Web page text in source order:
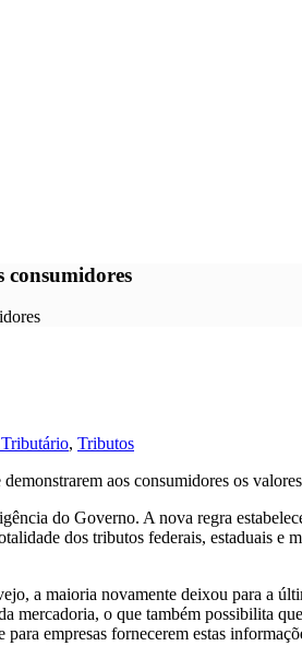
consumidores
, Tributos
aos consumidores os
do Governo. A nova regra
dos tributos federais, estaduais
a maioria novamente deixou para a
o que também possibilita
empresas fornecerem estas